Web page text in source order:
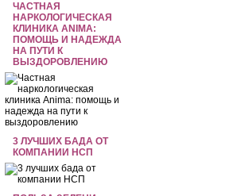
ЧАСТНАЯ
НАРКОЛОГИЧЕСКАЯ
КЛИНИКА ANIMA:
ПОМОЩЬ И НАДЕЖДА
НА ПУТИ К
ВЫЗДОРОВЛЕНИЮ
3 ЛУЧШИХ БАДА ОТ
КОМПАНИИ НСП